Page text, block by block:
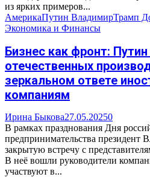
из ярких примеров...
АмерикаПутин ВладимирТрамп
Экономика и Финансы
Бизнес как фронт:
отечественных
зеркальном ответе
компаниям
Ирина Быкова27.05.20250
В рамках празднования Дня
предпринимательства президент
закрытую встречу с
В неё вошли руководители
участвуют в...